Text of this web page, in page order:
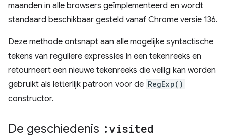
maanden in alle browsers geïmplementeerd en wordt
standaard beschikbaar gesteld vanaf Chrome versie 136.
Deze methode ontsnapt aan alle mogelijke syntactische
tekens van reguliere expressies in een tekenreeks en
retourneert een nieuwe tekenreeks die veilig kan worden
gebruikt als letterlijk patroon voor de RegExp()
constructor.
De geschiedenis :visited